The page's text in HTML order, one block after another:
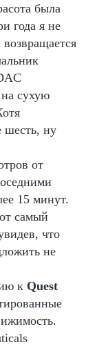
была
года я не
сухую
шесть, ну
от
15 минут.
самый
что
не
к Quest